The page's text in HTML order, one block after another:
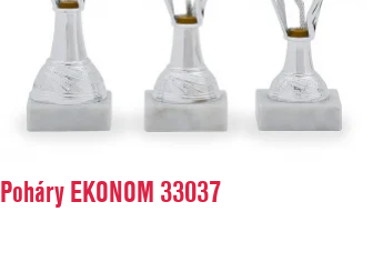
Poháry EKONOM 33037